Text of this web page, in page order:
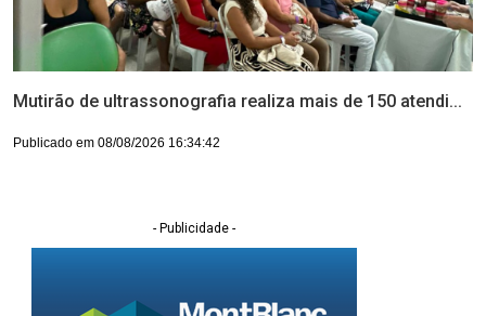
Mutirão de ultrassonografia realiza mais de 150 atendi...
Publicado em 08/08/2026 16:34:42
- Publicidade -